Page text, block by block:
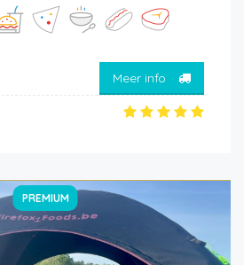
Meer info
PREMIUM